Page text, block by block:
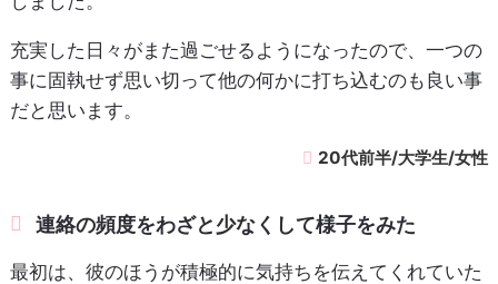
充実した日々がまた過ごせるようになったので、一つの
事に固執せず思い切って他の何かに打ち込むのも良い事
だと思います。
20代前半/大学生/女性
連絡の頻度をわざと少なくして様子をみた
最初は、彼のほうが積極的に気持ちを伝えてくれていた